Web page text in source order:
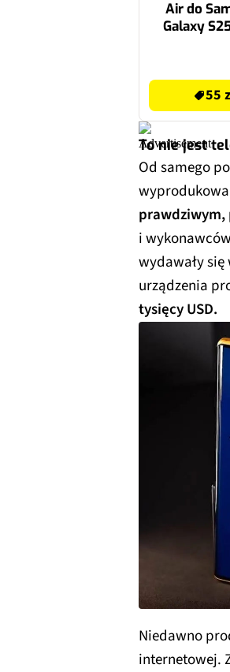
Air do
Galaxy
55
To nie jest
Od samego
i
wydawały
urządzenia
tysięcy USD.
Niedawno
internetowej.